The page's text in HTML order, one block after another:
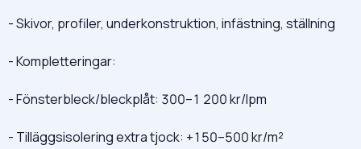
- Skivor, profiler, underkonstruktion, infästning, ställning
- Kompletteringar:
- Fönsterbleck/bleckplåt: 300–1 200 kr/lpm
- Tilläggsisolering extra tjock: +150–500 kr/m²